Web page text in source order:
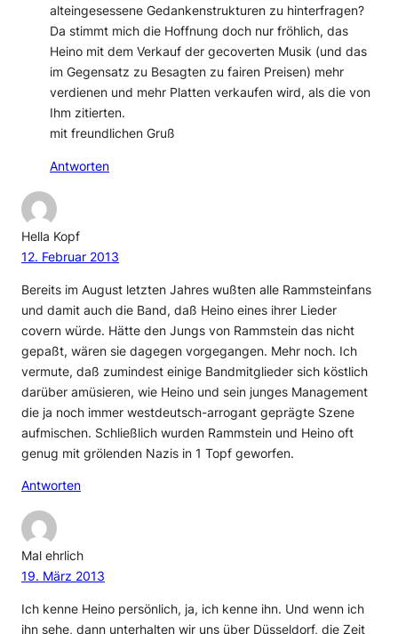
alteingesessene Gedankenstrukturen zu hinterfragen?
Da stimmt mich die Hoffnung doch nur fröhlich, das
Heino mit dem Verkauf der gecoverten Musik (und das
im Gegensatz zu Besagten zu fairen Preisen) mehr
verdienen und mehr Platten verkaufen wird, als die von
Ihm zitierten.
mit freundlichen Gruß
Antworten
Hella Kopf
12. Februar 2013
Bereits im August letzten Jahres wußten alle Rammsteinfans
und damit auch die Band, daß Heino eines ihrer Lieder
covern würde. Hätte den Jungs von Rammstein das nicht
gepaßt, wären sie dagegen vorgegangen. Mehr noch. Ich
vermute, daß zumindest einige Bandmitglieder sich köstlich
darüber amüsieren, wie Heino und sein junges Management
die ja noch immer westdeutsch-arrogant geprägte Szene
aufmischen. Schließlich wurden Rammstein und Heino oft
genug mit grölenden Nazis in 1 Topf geworfen.
Antworten
Mal ehrlich
19. März 2013
Ich kenne Heino persönlich, ja, ich kenne ihn. Und wenn ich
ihn sehe, dann unterhalten wir uns über Düsseldorf, die Zeit